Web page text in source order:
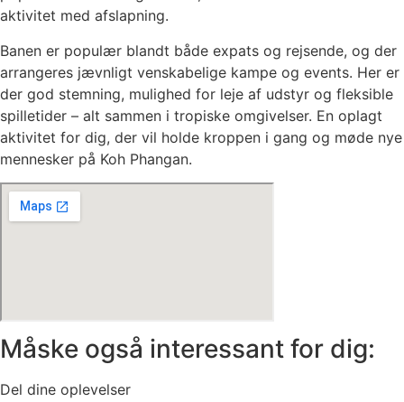
aktivitet med afslapning.
Banen er populær blandt både expats og rejsende, og der
arrangeres jævnligt venskabelige kampe og events. Her er
der god stemning, mulighed for leje af udstyr og fleksible
spilletider – alt sammen i tropiske omgivelser. En oplagt
aktivitet for dig, der vil holde kroppen i gang og møde nye
mennesker på Koh Phangan.
Måske også interessant for dig:
Del dine oplevelser